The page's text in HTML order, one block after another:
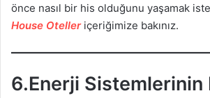
önce nasıl bir his olduğunu yaşamak
House Otelleriçeriğimize bakınız.
6.Enerji Sistemlerinin